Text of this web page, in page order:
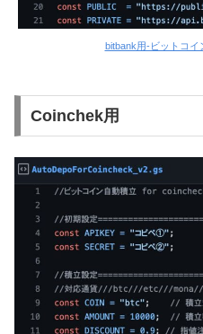
bitbank用-ビットコ
Coinchek用